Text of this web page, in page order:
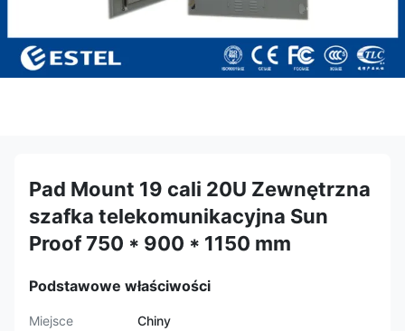
Pad Mount 19 cali 20U Zewnętrzna
szafka telekomunikacyjna Sun
Proof 750 * 900 * 1150 mm
Podstawowe właściwości
Miejsce
Chiny